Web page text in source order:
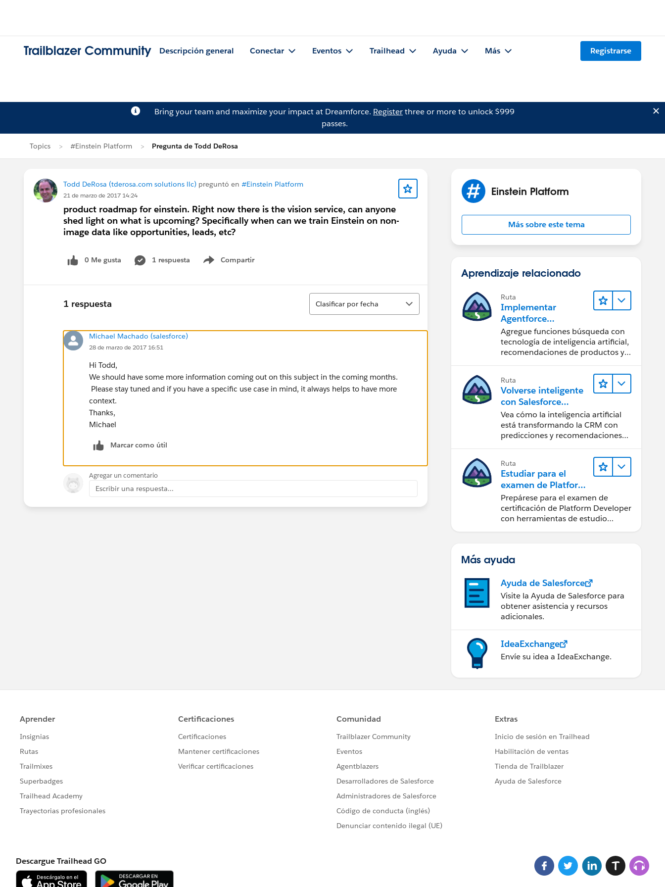
Trailblazer Community Descripción general Conectar Eventos Trailhead Ayuda Más Registrarse
Bring your team and maximize your impact at Dreamforce. Registerthree or more to unlock $999
passes.
Topics #Einstein Platform Pregunta de Todd DeRosa
Todd DeRosa (tderosa.com solutions llc) preguntó en #Einstein Platform
21 de marzo de 2017 14:24
product roadmap for einstein. Right now there is the vision service, can anyone
shed light on what is upcoming? Specifically when can we train Einstein on non-
image data like opportunities, leads, etc?
0 Me gusta 1 respuesta Compartir
Show menu
1 respuesta
Ordenar
Clasificar por fecha
Michael Machado (salesforce)
28 de marzo de 2017 16:51
Hi Todd,
We should have some more information coming out on this subject in the coming months.
Please stay tuned and if you have a specific use case in mind, it always helps to have more
context.
Thanks,
Michael
Marcar como útil
Agregar un comentario
Escribir una respuesta...
Einstein Platform
Más sobre este tema
Aprendizaje relacionado
Ruta
Implementar
Agentforce
Commerce Einstein
Agregue funciones búsqueda con
tecnología de inteligencia artificial,
recomendaciones de productos y
su sitio de B2C Commerce.
Ruta
Volverse inteligente
con Salesforce
Einstein
Vea cómo la inteligencia artificial
está transformando la CRM con
predicciones y recomendaciones
Ruta
Estudiar para el
examen de Platform
Developer
Prepárese para el examen de
certificación de Platform Developer
con herramientas de estudio
Más ayuda
Ayuda de Salesforce
Visite la Ayuda de Salesforce para
obtener asistencia y recursos
adicionales.
IdeaExchange
Envíe su idea a IdeaExchange.